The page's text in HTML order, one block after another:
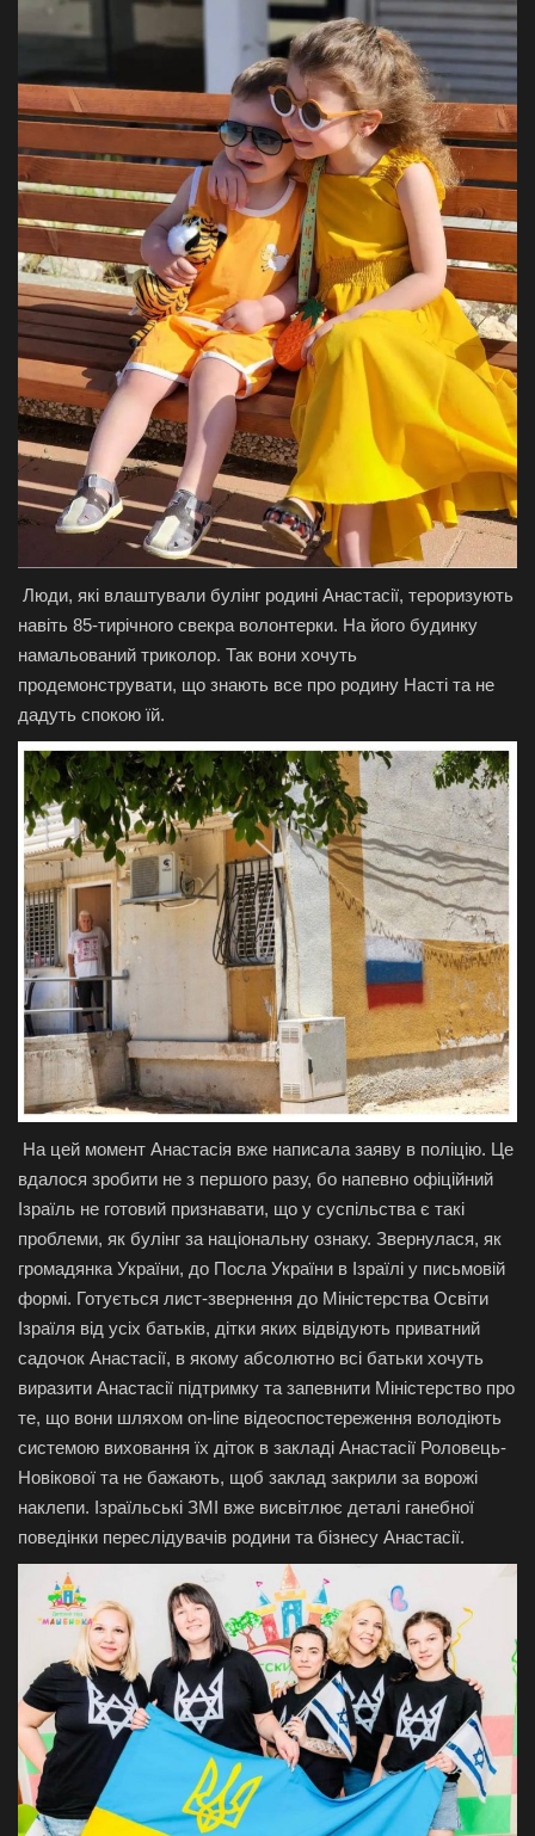
Люди, які влаштували булінг родині Анастасії, тероризують
навіть 85-тирічного свекра волонтерки. На його будинку
намальований триколор. Так вони хочуть
продемонструвати, що знають все про родину Насті та не
дадуть спокою їй.
На цей момент Анастасія вже написала заяву в поліцію. Це
вдалося зробити не з першого разу, бо напевно офіційний
Ізраїль не готовий признавати, що у суспільства є такі
проблеми, як булінг за національну ознаку. Звернулася, як
громадянка України, до Посла України в Ізраїлі у письмовій
формі. Готується лист-звернення до Міністерства Освіти
Ізраїля від усіх батьків, дітки яких відвідують приватний
садочок Анастасії, в якому абсолютно всі батьки хочуть
виразити Анастасії підтримку та запевнити Міністерство про
те, що вони шляхом on-line відеоспостереження володіють
системою виховання їх діток в закладі Анастасії Роловець-
Новікової та не бажають, щоб заклад закрили за ворожі
наклепи. Ізраїльські ЗМІ вже висвітлює деталі ганебної
поведінки переслідувачів родини та бізнесу Анастасії.